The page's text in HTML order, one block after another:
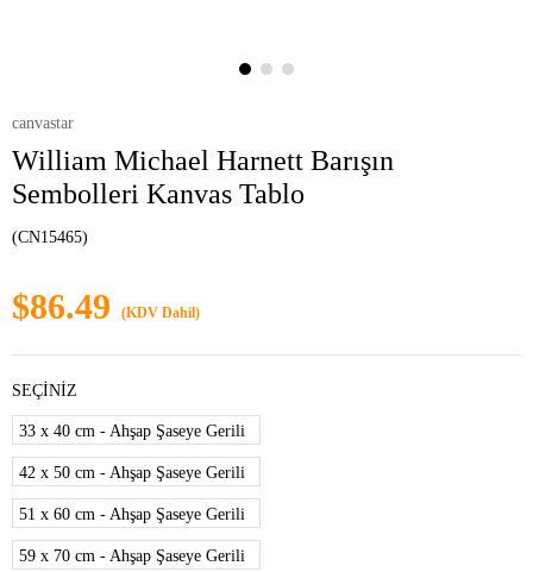
canvastar
William Michael Harnett Barışın
Sembolleri Kanvas Tablo
(CN15465)
$86.49 (KDV Dahil)
SEÇİNİZ
33 x 40 cm - Ahşap Şaseye Gerili
42 x 50 cm - Ahşap Şaseye Gerili
51 x 60 cm - Ahşap Şaseye Gerili
59 x 70 cm - Ahşap Şaseye Gerili